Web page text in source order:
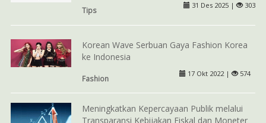
Tips
31 Des 2025 | 303
Korean Wave Serbuan Gaya Fashion Korea
ke Indonesia
Fashion
17 Okt 2022 | 574
Meningkatkan Kepercayaan Publik melalui
Transparansi Kebijakan Fiskal dan Moneter